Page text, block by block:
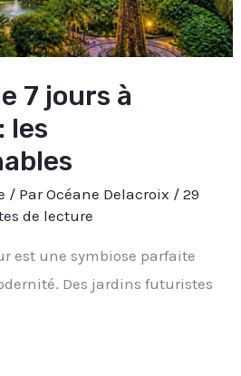
7 jours à
les
/ ParOcéane Delacroix /29
de lecture
est une symbiose parfaite
Des jardins futuristes